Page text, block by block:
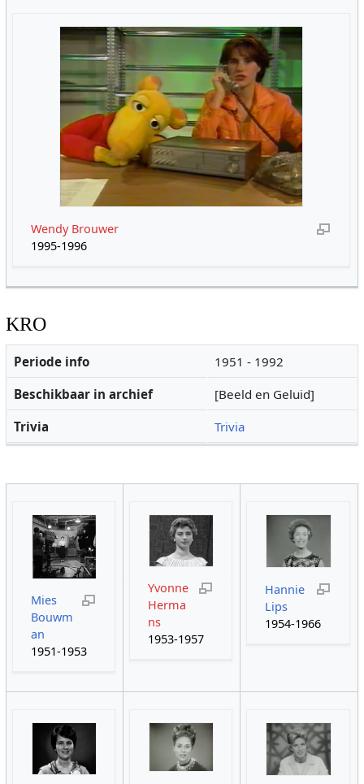
Wendy Brouwer
1995-1996
KRO
Periode info
1951 - 1992
Beschikbaar in archief
[Beeld en Geluid]
Trivia
Trivia
Mies
Bouwm
an
1951-1953
Yvonne
Herma
ns
1953-1957
Hannie
Lips
1954-1966